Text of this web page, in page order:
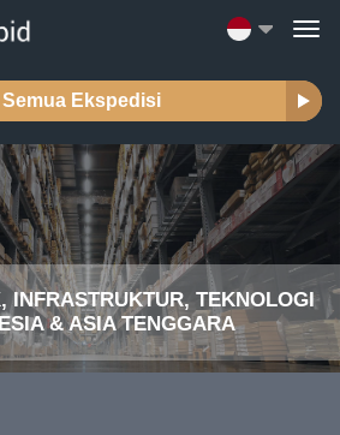
Semua Ekspedisi
INFRASTRUKTUR, TEKNOLOGI
& ASIA TENGGARA